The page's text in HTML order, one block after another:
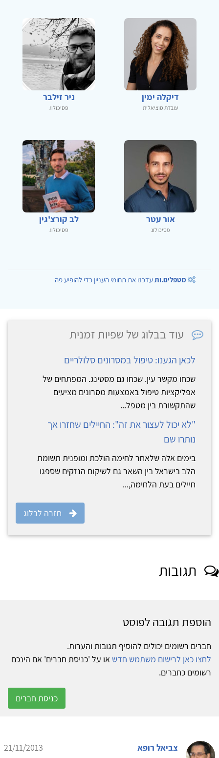
דיקלה ימין
עובדת סוציאלית
ניר זילבר
פסיכולוג
אור עטר
פסיכולוג
לב קורצ'גין
פסיכולוג
מטפלים.ותעדכנו את תחומי העניין כדי להופיע פה
עוד בבלוג של שפיות זמנית
לכאן הגענו: טיפול במסרונים סלולריים
שכחו מקשר עין. שכחו גם מסטינג. המפתחים של
אפליקציות טיפול באמצעות מסרונים מציעים
שהתקשורת בין מטפל...
"לא יכול לעצור את זה": החיילים שחזרו אך
נותרו שם
בימים אלה שלאחר לחימה הולכת ומופנית תשומת
הלב בישראל בין השאר גם לשיקום הנזקים שספגו
חיילים בעת הלחימה,...
חזרה לבלוג
תגובות
הוספת תגובה לפוסט
חברים רשומים יכולים להוסיף תגובות והערות.
לחצו כאן לרישום משתמש חדש או על 'כניסת חברים' אם הינכם
רשומים כחברים.
כניסת חברים
צביאל רופא 21/11/2013